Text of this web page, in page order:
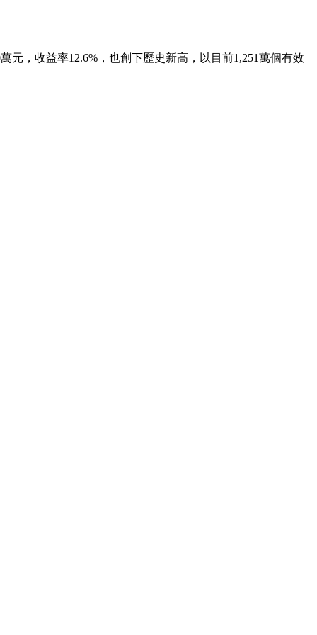
萬元，收益率12.6%，也創下歷史新高，以目前1,251萬個有效